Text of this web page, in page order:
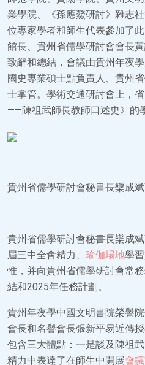
業學院、《孫應鰲研討》雜志
位專家學者和師生代表參加了
館長、貴州省儒學研討會會長
致辭和總結，會議由貴州年夜
國史專業碩士點負責人、貴州
士掌管。學術交通研討會上，
——陳祖武師長教師口述史》的
貴州省儒學研討會秘書長欒成
貴州省儒學研討會秘書長欒成
屆三中全會精力、 瑜伽場地學
惟，并向貴州省儒學研討會常
結和2025年任務計劃。
貴州年夜學中國文明書院榮譽
會長和名譽會長張新平易近傳
包含三大體點：一是談及陳祖
精力中表達了在師生中開展會